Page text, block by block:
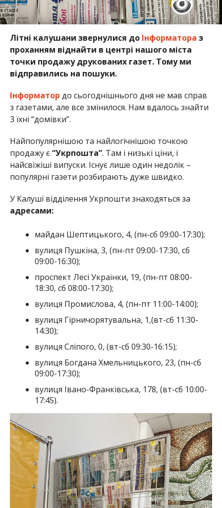
Літні калушани звернулися до Інформатора з
проханням віднайти в центрі нашого міста
точки продажу друкованих газет. Тому ми
відправились на пошуки.
Інформатор до сьогоднішнього дня не мав справ
з газетами, але все змінилося. Нам вдалось знайти
3 їхні “домівки”.
Найпопулярнішою та найлогічнішою точкою
продажу є“Укрпошта”. Там і низькі ціни, і
найсвіжіші випуски. Існує лише один недолік –
популярні газети розбирають дуже швидко.
У Калуші відділення Укрпошти знаходяться за
адресами:
майдан Шептицького, 4, (пн-сб 09:00-17:30);
вулиця Пушкіна, 3, (пн-пт 09:00-17:30, сб
09:00-16:30);
проспект Лесі Українки, 19, (пн-пт 08:00-
18:30, сб 08:00-17:30);
вулиця Промислова, 4, (пн-пт 11:00-14:00);
вулиця Гірничорятувальна, 1,(вт-сб 11:30-
14:30);
вулиця Сліпого, 0, (вт-сб 09:30-16:15);
вулиця Богдана Хмельницького, 23, (пн-сб
09:00-17:30);
вулиця Івано-Франківська, 178, (вт-сб 10:00-
17:45).